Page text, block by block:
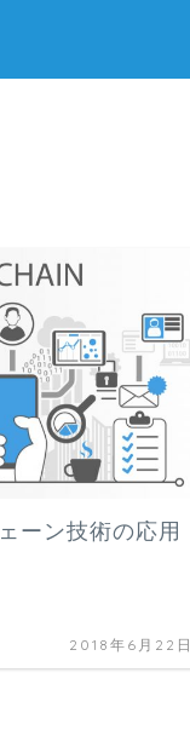
ーン技術の応用
2018年6月22日